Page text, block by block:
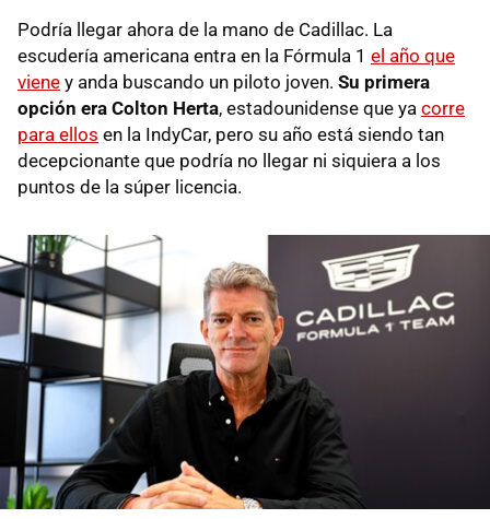
Podría llegar ahora de la mano de Cadillac. La
escudería americana entra en la Fórmula 1 el año que
viene y anda buscando un piloto joven. Su primera
opción era Colton Herta, estadounidense que ya corre
para ellos en la IndyCar, pero su año está siendo tan
decepcionante que podría no llegar ni siquiera a los
puntos de la súper licencia.